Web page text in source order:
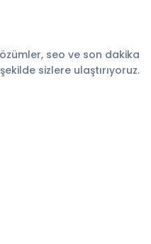
seo ve son dakika
sizlere ulaştırıyoruz.